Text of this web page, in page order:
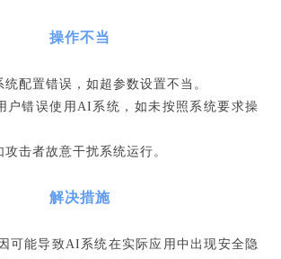
操作不当
配置错误，如超参数设置不当。
户错误使用AI系统，如未按照系统要求操
击者故意干扰系统运行。
解决措施
可能导致AI系统在实际应用中出现安全隐